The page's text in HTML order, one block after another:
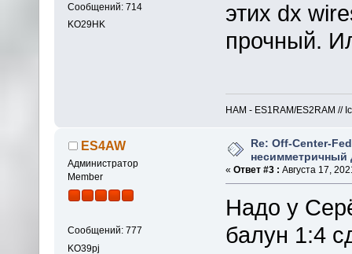
Сообщений: 714
KO29HK
этих dx
прочный.
HAM - ES1RAM/ES2RAM //
ES4AW
Администратор
Member
Сообщений: 777
KO39pj
Re: Off-Center-
несимметричный
« Ответ #3 : Августа 17,
Надо у
балун 1:4